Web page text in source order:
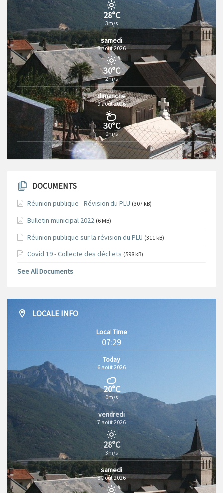
28°C
3m/s
samedi
8 août 2026
30°C
2m/s
dimanche
9 août 2026
30°C
0m/s
DOCUMENTS
Réunion publique - Révision du PLU (307 kB)
Bulletin municipal 2022 (6 MB)
Réunion publique sur la révision du PLU (311 kB)
Covid 19 - Collecte des déchets (598 kB)
See All Documents
LOCALE INFO
Local Time
07:29
Today
6 août 2026
20°C
0m/s
vendredi
7 août 2026
28°C
3m/s
samedi
8 août 2026